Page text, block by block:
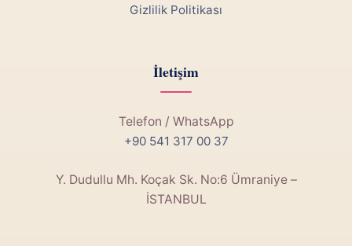
Gizlilik Politikası
İletişim
Telefon / WhatsApp
+90 541 317 00 37
Y. Dudullu Mh. Koçak Sk. No:6 Ümraniye –
İSTANBUL